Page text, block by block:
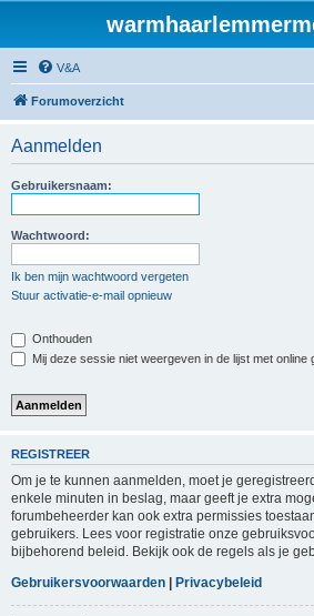
V&A
Forumoverzicht
Aanmelden
Gebruikersnaam:
Wachtwoord:
Ik ben mijn wachtwoord vergeten
Stuur activatie-e-mail opnieuw
Onthouden
Mij deze sessie niet weergeven in de lijst met online
REGISTREER
Om je te kunnen aanmelden, moet je
enkele minuten in beslag, maar geeft je extra
forumbeheerder kan ook extra permissies
gebruikers. Lees voor registratie onze
bijbehorend beleid. Bekijk ook de regels als je
Gebruikersvoorwaarden | Privacybeleid